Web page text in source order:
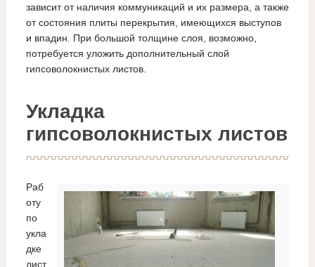
зависит от наличия коммуникаций и их размера, а также
от состояния плиты перекрытия, имеющихся выступов
и впадин. При большой толщине слоя, возможно,
потребуется уложить дополнительный слой
гипсоволокнистых листов.
Укладка
гипсоволокнистых листов
Раб
оту
по
укла
дке
лист